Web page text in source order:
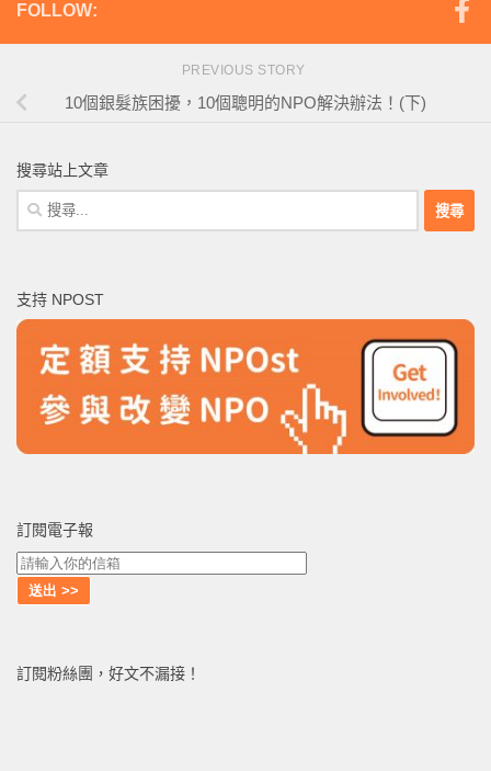
FOLLOW:
PREVIOUS STORY
10個銀髮族困擾，10個聰明的NPO解決辦法！(下)
搜尋站上文章
搜
尋
字:
支持 NPOST
訂閱電子報
訂閱粉絲團，好文不漏接！